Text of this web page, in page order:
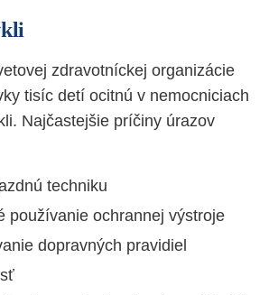
zdravotníckej organizácie
tisíc detí ocitnú v nemocniciach
Najčastejšie príčiny úrazov
techniku
používanie ochrannej výstroje
dopravných pravidiel